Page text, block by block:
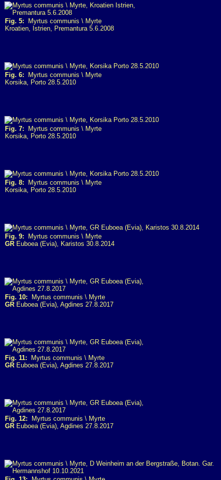
Fig. 5: Myrtus communis \ Myrte
Kroatien, Istrien, Premantura 5.6.2008
Fig. 6: Myrtus communis \ Myrte
Korsika, Porto 28.5.2010
Fig. 7: Myrtus communis \ Myrte
Korsika, Porto 28.5.2010
Fig. 8: Myrtus communis \ Myrte
Korsika, Porto 28.5.2010
Fig. 9: Myrtus communis \ Myrte
GR Euboea (Evia), Karistos 30.8.2014
Fig. 10: Myrtus communis \ Myrte
GR Euboea (Evia), Agdines 27.8.2017
Fig. 11: Myrtus communis \ Myrte
GR Euboea (Evia), Agdines 27.8.2017
Fig. 12: Myrtus communis \ Myrte
GR Euboea (Evia), Agdines 27.8.2017